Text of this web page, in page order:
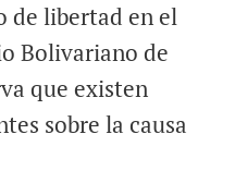
de libertad en el
Bolivariano de
que existen
sobre la causa